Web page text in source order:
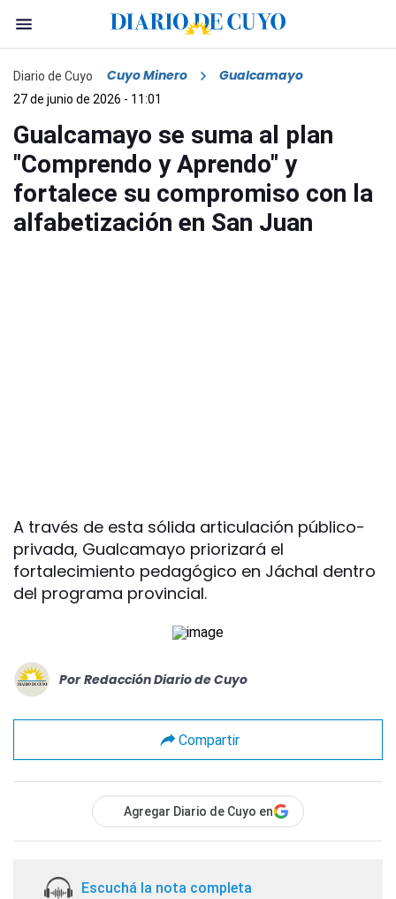
Diario de Cuyo Cuyo Minero Gualcamayo
27 de junio de 2026 - 11:01
Gualcamayo se suma al plan
"Comprendo y Aprendo" y
fortalece su compromiso con la
alfabetización en San Juan
A través de esta sólida articulación público-
privada, Gualcamayo priorizará el
fortalecimiento pedagógico en Jáchal dentro
del programa provincial.
Por Redacción Diario de Cuyo
Compartir
Agregar Diario de Cuyo en
Escuchá la nota completa